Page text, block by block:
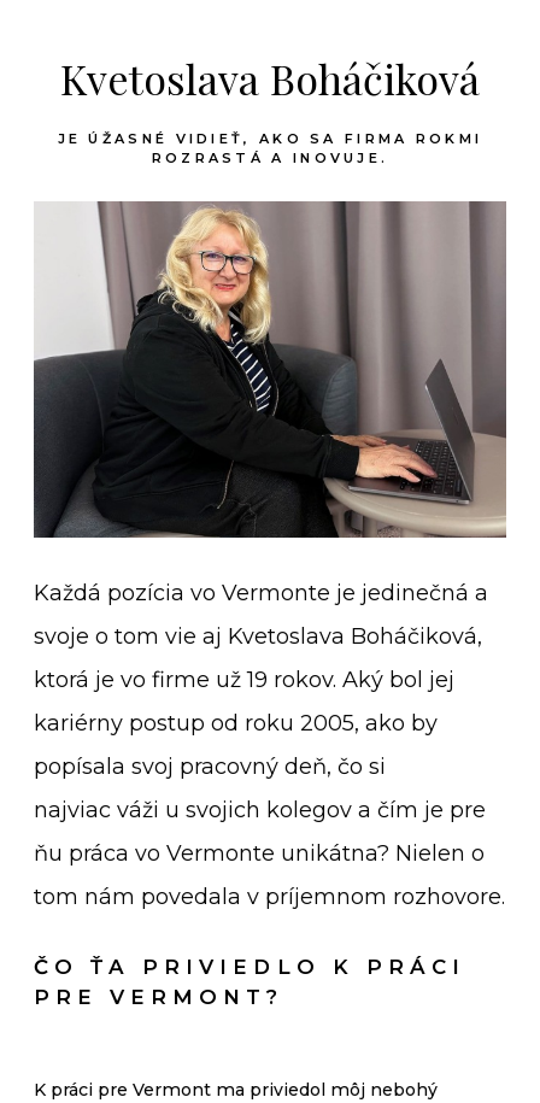
Kvetoslava Boháčiková
JE ÚŽASNÉ VIDIEŤ, AKO SA FIRMA ROKMI
ROZRASTÁ A INOVUJE.
Každá pozícia vo Vermonte je jedinečná a
svoje o tom vie aj Kvetoslava Boháčiková,
ktorá je vo firme už 19 rokov. Aký bol jej
kariérny postup od roku 2005, ako by
popísala svoj pracovný deň, čo si
najviac váži u svojich kolegov a čím je pre
ňu práca vo Vermonte unikátna? Nielen o
tom nám povedala v príjemnom rozhovore.
ČO ŤA PRIVIEDLO K PRÁCI
PRE VERMONT?
K práci pre Vermont ma priviedol môj nebohý